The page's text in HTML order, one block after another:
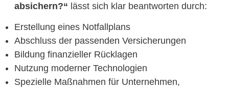
absichern?“ lässt sich klar beantworten durch:
Erstellung eines Notfallplans
Abschluss der passenden Versicherungen
Bildung finanzieller Rücklagen
Nutzung moderner Technologien
Spezielle Maßnahmen für Unternehmen,